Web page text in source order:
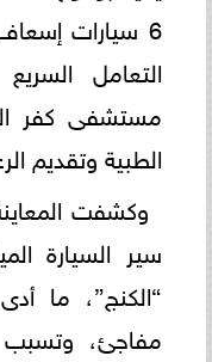
6 سيارات
التعامل
مستشفى كفر
الطبية وتقديم
وكشفت
سير السيارة
“الكنج”، ما
مفاجئ،